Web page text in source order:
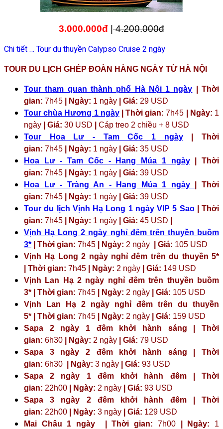
3.000.000đ 4.200.000đ
Chi tiết … Tour du thuyền Calypso Cruise 2 ngày
TOUR DU LỊCH GHÉP ĐOÀN HÀNG NGÀY TỪ HÀ NỘI
Tour tham quan thành phố Hà Nội 1 ngày | Thời
gian: 7h45 | Ngày: 1 ngày | Giá: 29 USD
Tour chùa Hương 1 ngày| Thời gian: 7h45 | Ngày: 1
ngày | Giá: 30 USD
Cáp treo 2 chiều + 8 USD
Tour Hoa Lư - Tam Cốc 1 ngày| Thời
gian: 7h45 | Ngày: 1 ngày | Giá: 35 USD
Hoa Lư - Tam Cốc - Hang Múa 1 ngày| Thời
gian: 7h45 | Ngày: 1 ngày | Giá: 39 USD
Hoa Lư - Tràng An - Hang Múa 1 ngày
| Thời
gian: 7h45 | Ngày: 1 ngày | Giá: 39 USD
Tour du lịch Vịnh Hạ Long 1 ngày VIP 5 Sao| Thời
gian: 7h45 | Ngày: 1 ngày | Giá: 45 USD
Vịnh Hạ Long 2 ngày nghỉ đêm trên thuyền buồm
3* | Thời gian: 7h45 | Ngày: 2 ngày | Giá: 105 USD
Vịnh Hạ Long 2 ngày nghỉ đêm trên du thuyền 5*
| Thời gian: 7h45 | Ngày: 2 ngày | Giá: 149 USD
Vịnh Lan Hạ 2 ngày nghỉ đêm trên thuyền buồm
3* | Thời gian: 7h45 | Ngày: 2 ngày | Giá: 105 USD
Vịnh Lan Hạ 2 ngày nghỉ đêm trên du thuyền
5* | Thời gian: 7h45 | Ngày: 2 ngày | Giá: 159 USD
Sapa 2 ngày 1 đêm khởi hành sáng | Thời
gian: 6h30 | Ngày: 2 ngày | Giá: 79 USD
Sapa 3 ngày 2 đêm khởi hành sáng | Thời
gian: 6h30 | Ngày: 3 ngày | Giá: 93 USD
Sapa 2 ngày 1 đêm khởi hành đêm | Thời
gian: 22h00 | Ngày: 2 ngày | Giá: 93 USD
Sapa 3 ngày 2 đêm khởi hành đêm | Thời
gian: 22h00 | Ngày: 3 ngày | Giá: 129 USD
Mai Châu 1 ngày | Thời gian: 7h00 | Ngày: 1